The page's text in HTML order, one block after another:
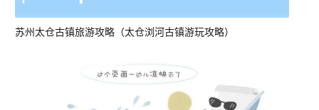
苏州太仓古镇旅游攻略（太仓浏河古镇游玩攻略）